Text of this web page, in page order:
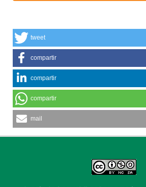
tweet
compartir
compartir
compartir
mail